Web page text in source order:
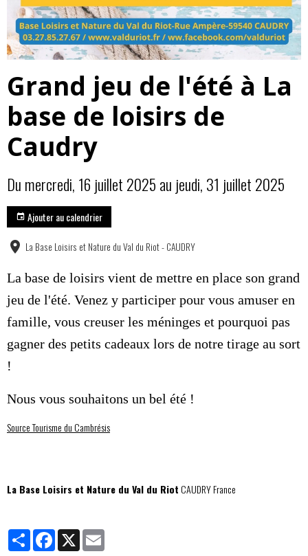
Grand jeu de l'été à La
base de loisirs de
Caudry
Du mercredi, 16 juillet 2025 au jeudi, 31 juillet 2025
Ajouter au calendrier
La Base Loisirs et Nature du Val du Riot - CAUDRY
La base de loisirs vient de mettre en place son grand
jeu de l'été. Venez y participer pour vous amuser en
famille, vous creuser les méninges et pourquoi pas
gagner des petits cadeaux lors de notre tirage au sort
!
Nous vous souhaitons un bel été !
Source Tourisme du Cambrésis
La Base Loisirs et Nature du Val du RiotCAUDRY France
PartagerFacebook
X